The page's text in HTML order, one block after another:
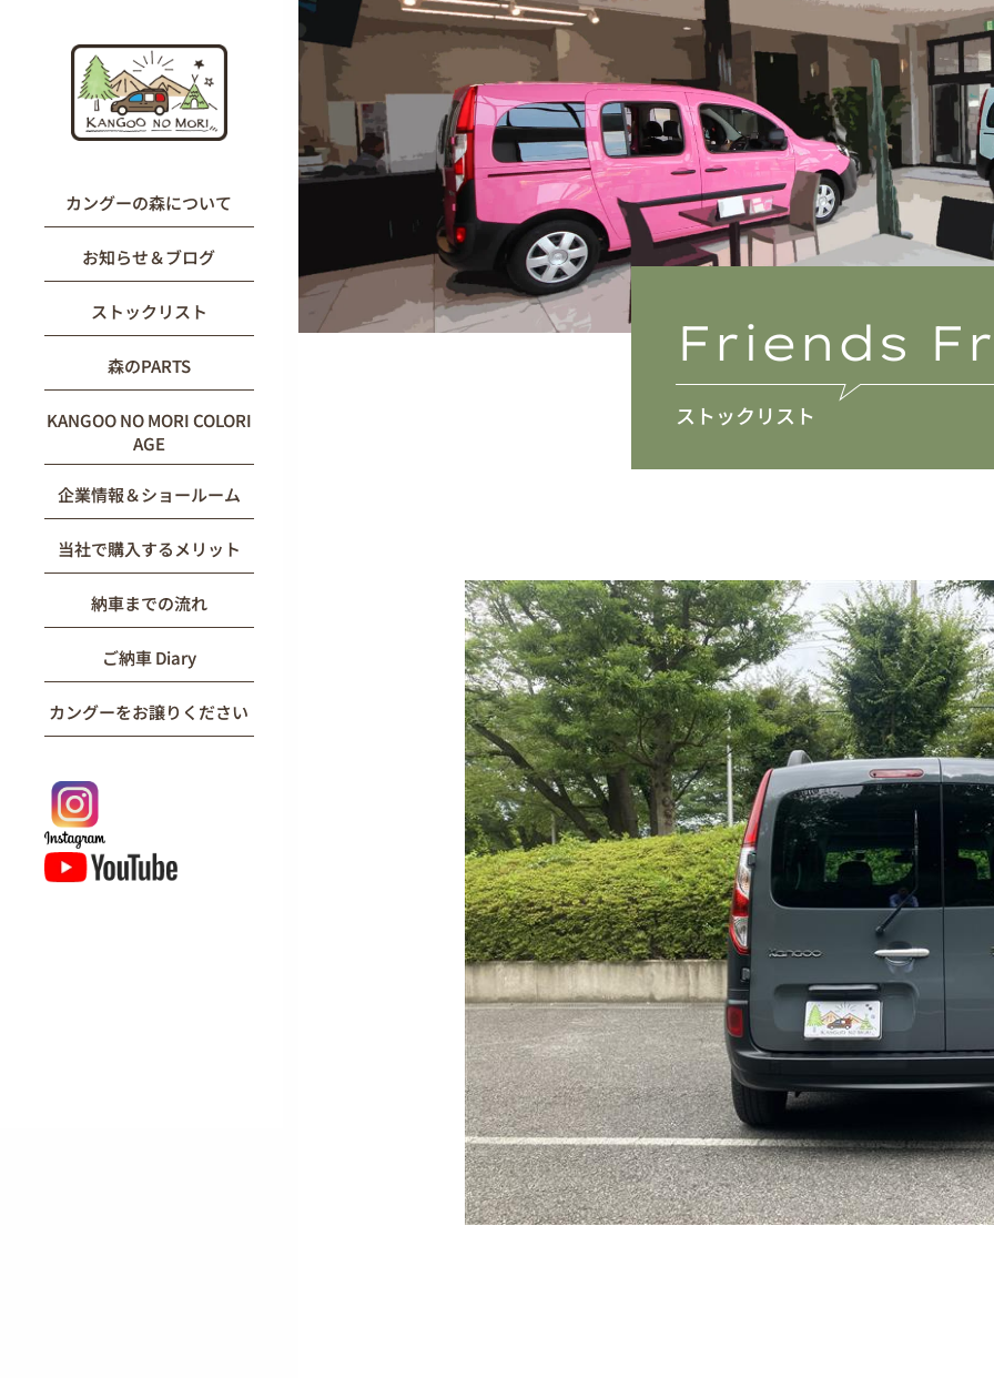
カングーの森について
お知らせ＆ブログ
ストックリスト
森のPARTS
KANGOO NO MORI COLORI
AGE
企業情報＆ショールーム
当社で購入するメリット
納車までの流れ
ご納車 Diary
カングーをお譲りください
Friends
ストックリスト